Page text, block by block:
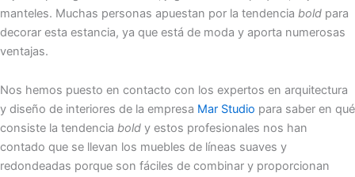
manteles. Muchas personas apuestan por la tendencia bold para
decorar esta estancia, ya que está de moda y aporta numerosas
ventajas.
Nos hemos puesto en contacto con los expertos en arquitectura
y diseño de interiores de la empresa Mar Studio para saber en qué
consiste la tendencia bold y estos profesionales nos han
contado que se llevan los muebles de líneas suaves y
redondeadas porque son fáciles de combinar y proporcionan